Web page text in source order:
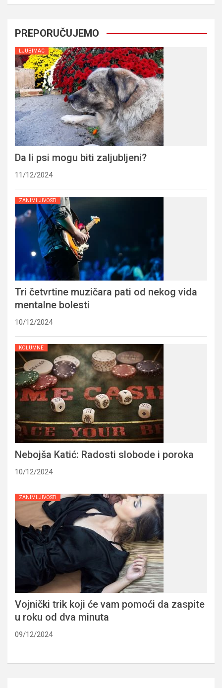
PREPORUČUJEMO
LJUBIMAC
Da li psi mogu biti zaljubljeni?
11/12/2024
ZANIMLJIVOSTI
Tri četvrtine muzičara pati od nekog vida
mentalne bolesti
10/12/2024
KOLUMNE
Nebojša Katić: Radosti slobode i poroka
10/12/2024
ZANIMLJIVOSTI
Vojnički trik koji će vam pomoći da zaspite
u roku od dva minuta
09/12/2024